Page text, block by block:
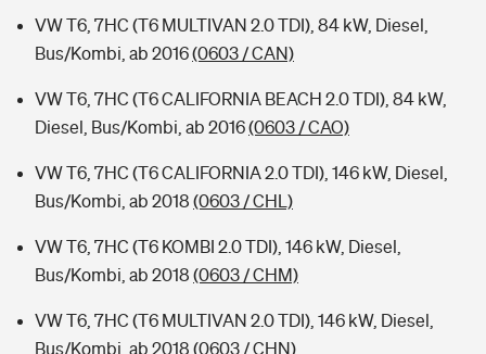
VW T6, 7HC (T6 MULTIVAN 2.0 TDI), 84 kW, Diesel,
Bus/Kombi, ab 2016(0603 / CAN)
VW T6, 7HC (T6 CALIFORNIA BEACH 2.0 TDI), 84 kW,
Diesel, Bus/Kombi, ab 2016(0603 / CAO)
VW T6, 7HC (T6 CALIFORNIA 2.0 TDI), 146 kW, Diesel,
Bus/Kombi, ab 2018 (0603 / CHL)
VW T6, 7HC (T6 KOMBI 2.0 TDI), 146 kW, Diesel,
Bus/Kombi, ab 2018 (0603 / CHM)
VW T6, 7HC (T6 MULTIVAN 2.0 TDI), 146 kW, Diesel,
Bus/Kombi, ab 2018 (0603 / CHN)